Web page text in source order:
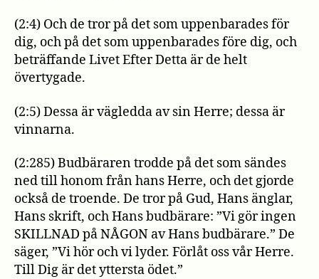
(2:4) Och de tror på det som uppenbarades för
dig, och på det som uppenbarades före dig, och
beträffande Livet Efter Detta är de helt
övertygade.
(2:5) Dessa är vägledda av sin Herre; dessa är
vinnarna.
(2:285) Budbäraren trodde på det som sändes
ned till honom från hans Herre, och det gjorde
också de troende. De tror på Gud, Hans änglar,
Hans skrift, och Hans budbärare: ”Vi gör ingen
SKILLNAD på NÅGON av Hans budbärare.” De
säger, ”Vi hör och vi lyder. Förlåt oss vår Herre.
Till Dig är det yttersta ödet.”